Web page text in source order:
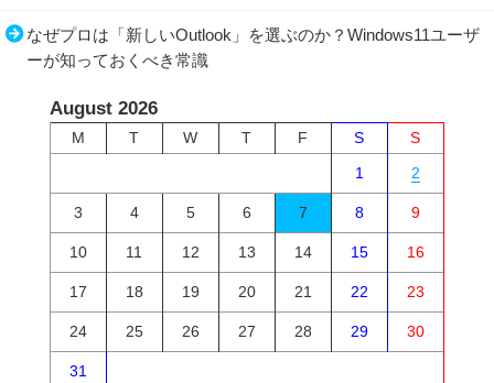
なぜプロは「新しいOutlook」を選ぶのか？Windows11ユーザ
ーが知っておくべき常識
August 2026
M T W T F S
S
1
2
3 4 5 6 7 8 9
10 11 12 13 14 15 16
17 18 19 20 21 22 23
24 25 26 27 28 29 30
31